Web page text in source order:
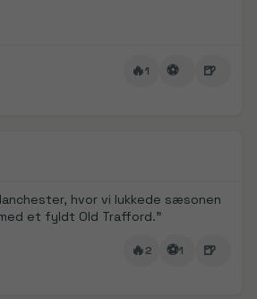
🔥1 ⚽ 🍺
hvor vi lukkede sæsonen
et fyldt Old Trafford."
🔥2 ⚽1 🍺